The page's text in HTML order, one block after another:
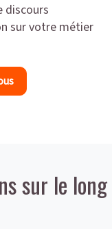
discours
sur votre métier
sur le long